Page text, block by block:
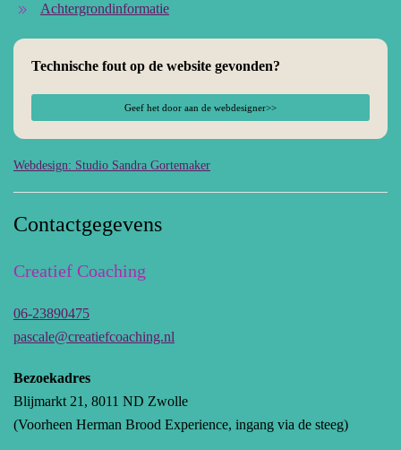
Achtergrondinformatie
Technische fout op de website gevonden?
Geef het door aan de webdesigner>>
Webdesign: Studio Sandra Gortemaker
Contactgegevens
Creatief Coaching
06-23890475
pascale@creatiefcoaching.nl
Bezoekadres
Blijmarkt 21, 8011 ND Zwolle
(Voorheen Herman Brood Experience, ingang via de steeg)